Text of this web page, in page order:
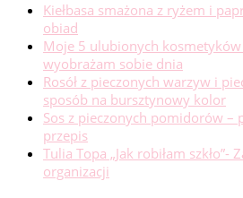
Kiełbasa smażona z ryżem i
obiad
Moje 5 ulubionych
wyobrażam sobie dnia
Rosół z pieczonych warzyw i
sposób na bursztynowy kolor
Sos z pieczonych pomidorów –
przepis
Tulia Topa „Jak robiłam
organizacji